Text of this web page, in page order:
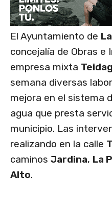
El Ayuntamiento de
concejalía de Obras
empresa mixta
semana diversas
mejora en el sistema
agua que presta
municipio. Las
realizando en la calle
caminos Jardina, La
Alto.